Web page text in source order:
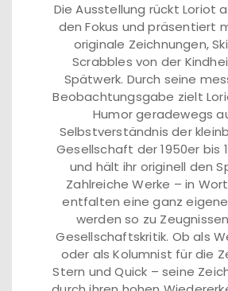
Die Ausstellung rückt Loriot
den Fokus und präsentiert
originale Zeichnungen,
Scrabbles von der
Spätwerk. Durch seine
Beobachtungsgabe zielt
Humor geradewegs
Selbstverständnis der
Gesellschaft der 1950er bis
und hält ihr originell den
Zahlreiche Werke – in
entfalten eine ganz eigene
werden so zu
Gesellschaftskritik. Ob als
oder als Kolumnist für die
Stern und Quick – seine